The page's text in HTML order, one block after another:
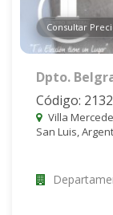
Consultar
Dpto.
Código:
Villa
San Luis,